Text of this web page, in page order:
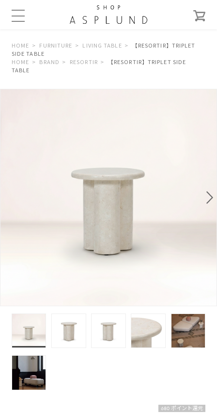
HOME FURNITURE LIVING TABLE
【RESORTIR】TRIPLET
SIDE TABLE
HOME
BRAND RESORTIR
【RESORTIR】TRIPLET SIDE
TABLE
680 ポイント還元